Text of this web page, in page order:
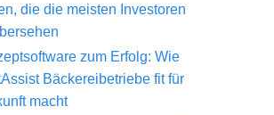
die die meisten Investoren
zum Erfolg: Wie
Bäckereibetriebe fit für
macht